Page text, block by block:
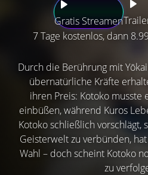
Gratis Streamen
7 Tage kostenlos, dann
Durch die Berührung mit
übernatürliche Kräfte
ihren Preis: Kotoko musste
einbüßen, während Kuros
Kotoko schließlich
Geisterwelt zu verbünden,
Wahl – doch scheint Kotoko
zu